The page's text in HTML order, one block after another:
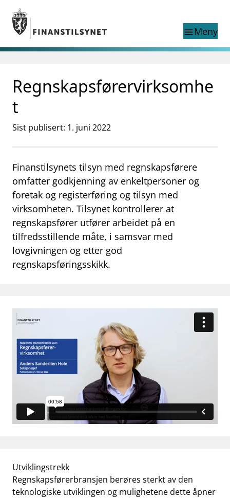
Gå til hovedinnhold
Gå til søkesiden
menuMeny
nettstedet
language
English
exist in English
Aktuelt
supervisor_accountForbrukerinformasjon
business Om Finanstilsynet
mail_outlineKontakt oss
work_outlineJobb hos oss
dashboardInformasjon for investorer
Regnskapsførervirksomhe
t
Sist publisert: 1. juni 2022
Finanstilsynets tilsyn med regnskapsførere
omfatter godkjenning av enkeltpersoner og
foretak og registerføring og tilsyn med
virksomheten. Tilsynet kontrollerer at
regnskapsfører utfører arbeidet på en
tilfredsstillende måte, i samsvar med
lovgivningen og etter god
regnskapsføringsskikk.
Utviklingstrekk
Regnskapsførerbransjen berøres sterkt av den
teknologiske utviklingen og mulighetene dette åpner